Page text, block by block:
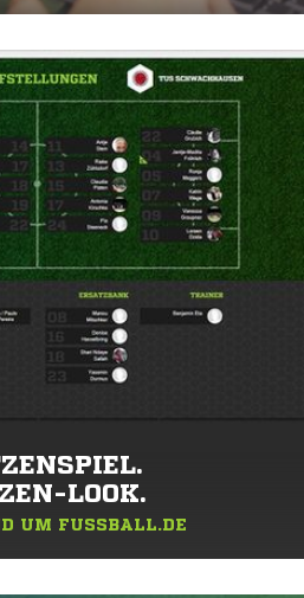
LOOK.
UM FUSSBALL.DE